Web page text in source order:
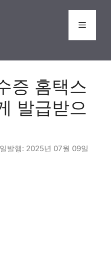
Menu
증 홈택스
발급받으
2025년 07월 09일